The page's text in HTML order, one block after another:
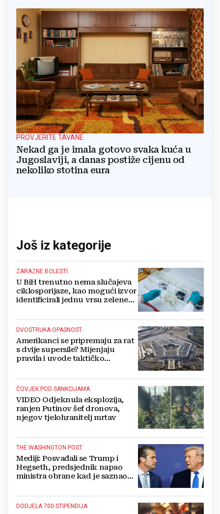
PROVJERITE TAVANE
Nekad ga je imala gotovo svaka kuća u
Jugoslaviji, a danas postiže cijenu od
nekoliko stotina eura
Još iz kategorije
ZARAZNE BOLESTI
U BiH trenutno nema slučajeva
ciklosporijaze, kao mogući izvor
identificirali jednu vrsu zelene
DVOSTRUKA OPASNOST
Amerikanci se pripremaju za rat
s dvije supersile? Mijenjaju
pravila i uvode taktičko
ČOVJEK POD SANKCIJAMA
VIDEO Odjeknula eksplozija,
ranjen Putinov šef dronova,
njegov tjelohranitelj mrtav
THE WASHINGTON POST
Mediji: Posvađali se Trump i
Hegseth, predsjednik napao
ministra obrane kad je saznao
DODJELA 700 STIPENDIJA